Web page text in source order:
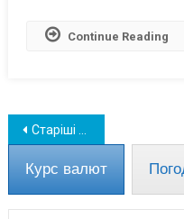
Continue Reading
Навігація
за
записами
Старіші записи
Курс валют